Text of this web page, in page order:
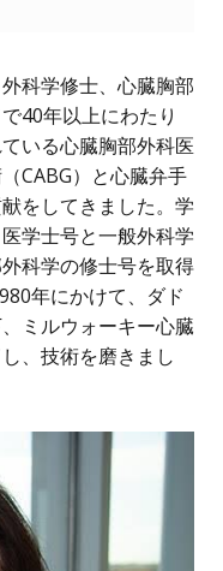
科学修士、心臓胸部
40年以上にわたり
いる心臓胸部外科医
CABG）と心臓弁手
をしてきました。学
学士号と一般外科学
科学の修士号を取得
年にかけて、ダド
ミルウォーキー心臓
、技術を磨きまし